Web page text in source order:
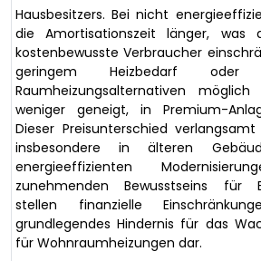
Hausbesitzers. Bei nicht
die Amortisationszeit länger,
kostenbewusste Verbraucher
geringem Heizbedarf oder
Raumheizungsalternativen
weniger geneigt, in Premium-
Dieser Preisunterschied
insbesondere in älteren
energieeffizienten
zunehmenden Bewusstseins für
stellen finanzielle
grundlegendes Hindernis für das
für Wohnraumheizungen dar.